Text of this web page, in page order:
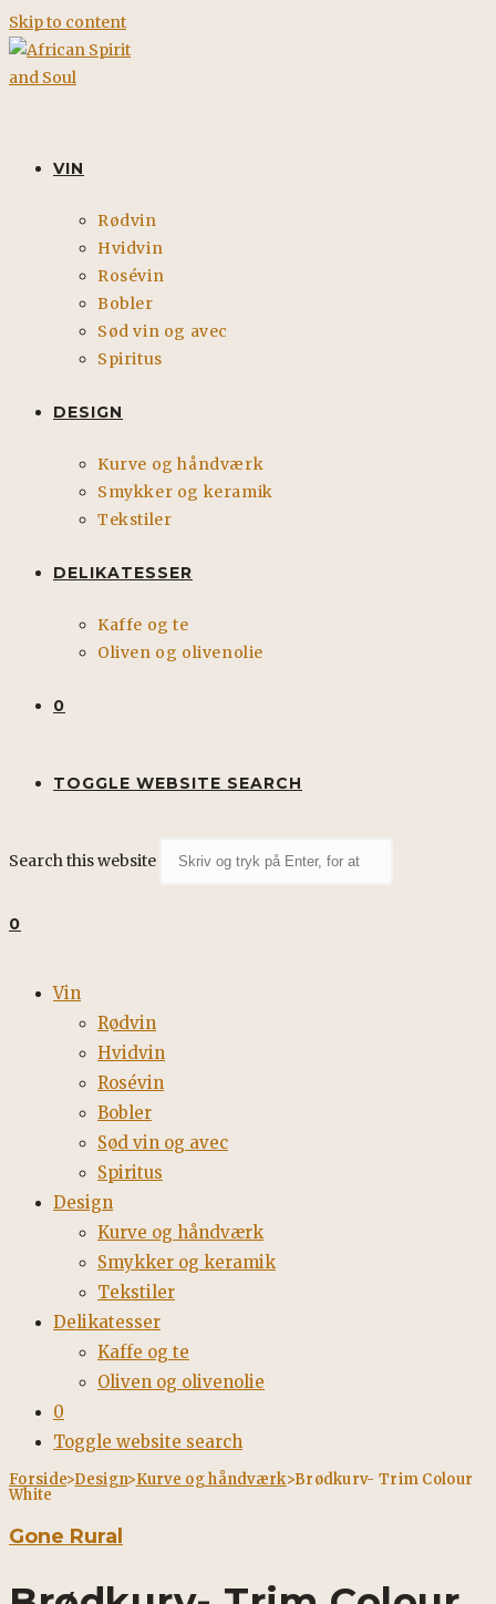
Skip to content
VIN
Rødvin
Hvidvin
Rosévin
Bobler
Sød vin og avec
Spiritus
DESIGN
Kurve og håndværk
Smykker og keramik
Tekstiler
DELIKATESSER
Kaffe og te
Oliven og olivenolie
0
TOGGLE WEBSITE SEARCH
Search this website
0
Vin
Rødvin
Hvidvin
Rosévin
Bobler
Sød vin og avec
Spiritus
Design
Kurve og håndværk
Smykker og keramik
Tekstiler
Delikatesser
Kaffe og te
Oliven og olivenolie
0
Toggle website search
Forside>Design>Kurve og håndværk>Brødkurv- Trim Colour
White
Gone Rural